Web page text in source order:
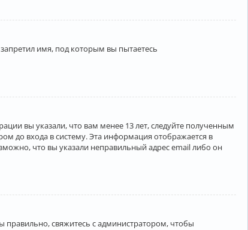
имя, под которым вы пытаетесь
вы указали, что вам менее 13 лет, следуйте полученным
до входа в систему. Эта информация отображается в
что вы указали неправильный адрес email либо он
правильно, свяжитесь с администратором, чтобы